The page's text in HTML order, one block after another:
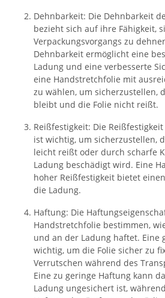
Dehnbarkeit: Die Dehnbarkeit
bezieht sich auf ihre Fähigkeit,
Verpackungsvorgangs zu
Dehnbarkeit ermöglicht eine
Ladung und eine verbesserte
eine Handstretchfolie mit
zu wählen, um sicherzustellen,
bleibt und die Folie nicht reißt.
Reißfestigkeit: Die
ist wichtig, um sicherzustellen,
leicht reißt oder durch scharfe
Ladung beschädigt wird. Eine
hoher Reißfestigkeit bietet
die Ladung.
Haftung: Die
Handstretchfolie bestimmen,
und an der Ladung haftet. Eine
wichtig, um die Folie sicher zu
Verrutschen während des
Eine zu geringe Haftung kann
Ladung ungesichert ist,